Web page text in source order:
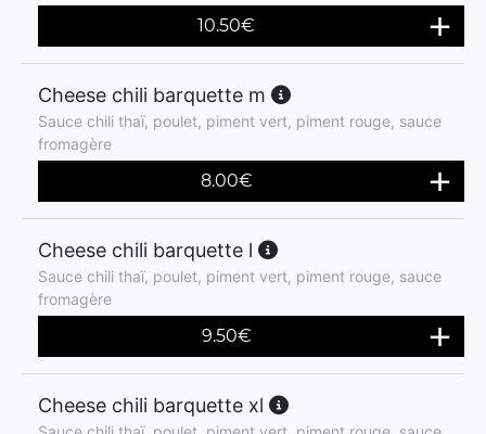
10.50€
Cheese chili barquette m
Sauce chili thaï, poulet, piment vert, piment rouge, sauce
fromagère
8.00€
Cheese chili barquette l
Sauce chili thaï, poulet, piment vert, piment rouge, sauce
fromagère
9.50€
Cheese chili barquette xl